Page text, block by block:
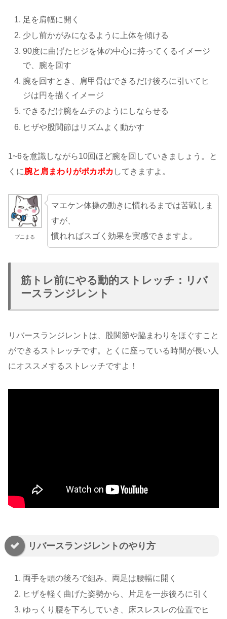
足を肩幅に開く
少し前かがみになるように上体を傾ける
90度に曲げたヒジを体の中心に持ってくるイメージ
で、腕を回す
腕を回すとき、肩甲骨はできるだけ後ろに引いてヒ
ジは円を描くイメージ
できるだけ腕をムチのようにしならせる
ヒザや股関節はリズムよく動かす
1~6を意識しながら10回ほど腕を回していきましょう。と
くに腕と肩まわりがポカポカ してきますよ。
プニまる
マエケン体操の動きに慣れるまでは苦戦しま
すが、
慣れればスゴく効果を実感できますよ。
筋トレ前にやる動的ストレッチ：リバ
ースランジレント
リバースランジレントは、股関節や脇まわりをほぐすこと
ができるストレッチです。とくに座っている時間が長い人
にオススメするストレッチですよ！
リバースランジレントのやり方
両手を頭の後ろで組み、両足は腰幅に開く
ヒザを軽く曲げた姿勢から、片足を一歩後ろに引く
ゆっくり腰を下ろしていき、床スレスレの位置でヒ